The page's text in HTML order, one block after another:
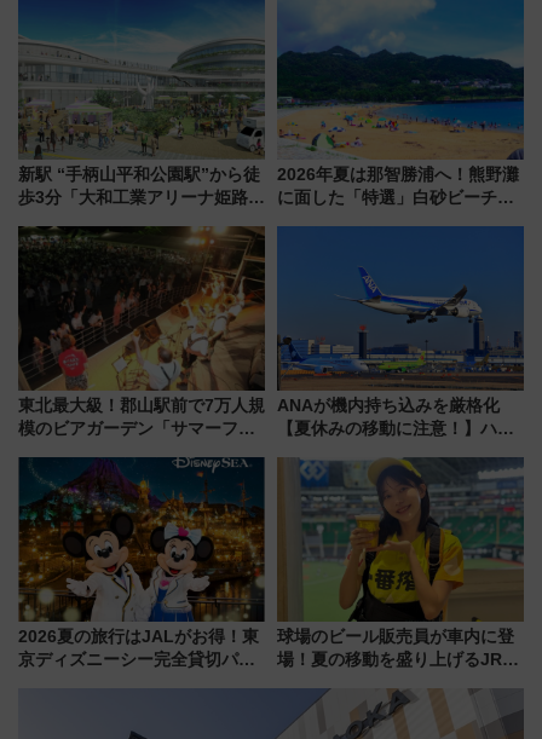
美旅「何もしない贅沢」を体験
してみない？
渡航先TOP5とは？ 円安時代の
旅行術
新駅 “手柄山平和公園駅”から徒
歩3分「大和工業アリーナ姫路」
大相撲巡業など 豪華イベントと
アクセス
2026年夏は那智勝浦へ！熊野灘
に面した「特選」白砂ビーチは
東北最大級！郡山駅前で7万人規
模のビアガーデン「サマーフェ
7/24-26開催！ 有料席はJRE
MALLで予約可能
ANAが機内持ち込みを厳格化
【夏休みの移動に注意！】ハン
「身の回り品」新サイズ制限
(40×30×20cm)おさらい
2026夏の旅行はJALがお得！東
京ディズニーシー完全貸切パー
球場のビール販売員が車内に登
場！夏の移動を盛り上げるJR九
月7日限定 ソフトバンクホーク
スとコラボ